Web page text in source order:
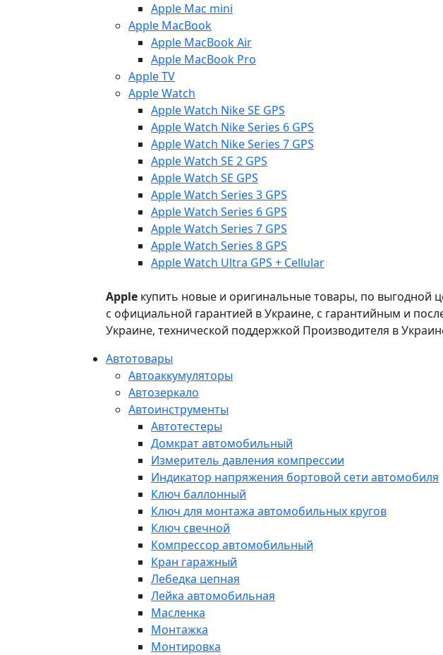
Apple Mac mini
Apple MacBook
Apple MacBook Air
Apple MacBook Pro
Apple TV
Apple Watch
Apple Watch Nike SE GPS
Apple Watch Nike Series 6 GPS
Apple Watch Nike Series 7 GPS
Apple Watch SE 2 GPS
Apple Watch SE GPS
Apple Watch Series 3 GPS
Apple Watch Series 6 GPS
Apple Watch Series 7 GPS
Apple Watch Series 8 GPS
Apple Watch Ultra GPS + Cellular
Apple купить новые и оригинальные товары, по выгодной
с официальной гарантией в Украине, с гарантийным и
Украине, технической поддержкой Производителя в
Автотовары
Автоаккумуляторы
Автозеркало
Автоинструменты
Автотестеры
Домкрат автомобильный
Измеритель давления компрессии
Индикатор напряжения бортовой сети автомобиля
Ключ баллонный
Ключ для монтажа автомобильных кругов
Ключ свечной
Компрессор автомобильный
Кран гаражный
Лебедка цепная
Лейка автомобильная
Масленка
Монтажка
Монтировка